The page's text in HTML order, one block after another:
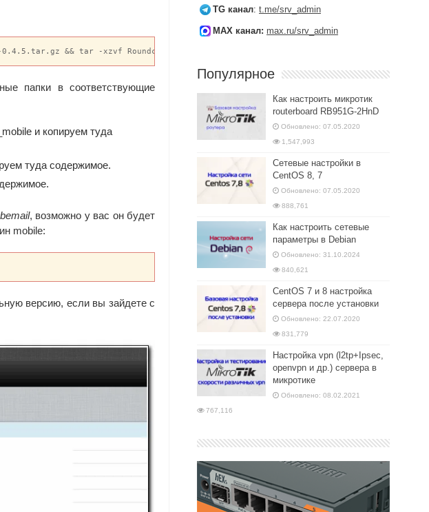
&& tar -xzvf Roundcube-Skin-Melanie2-Larry-Mobile-0.4.5.tar.gz
папки в соответствующие
и копируем туда
туда содержимое.
, возможно у вас он будет
mobile:
версию, если вы зайдете с
TG канал: t.me/srv_admin
MAX канал: max.ru/srv_admin
Популярное
Как настроить микротик
routerboard RB951G-2HnD
Обновлено: 07.05.2020
1,547,993
Сетевые настройки в
CentOS 8, 7
Обновлено: 07.05.2020
888,761
Как настроить сетевые
параметры в Debian
Обновлено: 31.10.2024
840,621
CentOS 7 и 8 настройка
сервера после установки
Обновлено: 22.07.2020
831,779
Настройка vpn (l2tp+Ipsec,
openvpn и др.) сервера в
микротике
Обновлено: 08.02.2021
767,116